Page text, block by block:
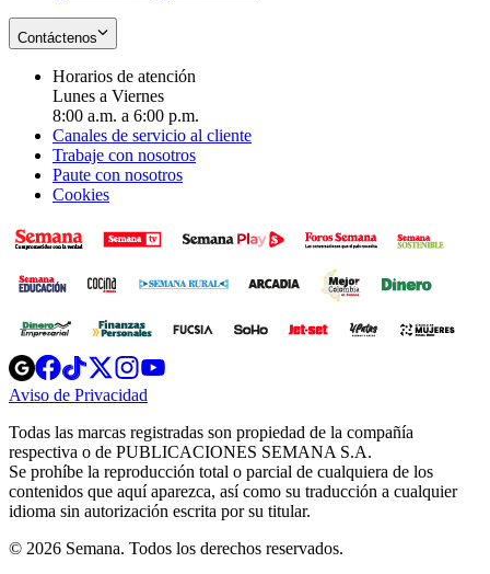
Contáctenos
Horarios de atención
Lunes a Viernes
8:00 a.m. a 6:00 p.m.
Canales de servicio al cliente
Trabaje con nosotros
Paute con nosotros
Cookies
Opens
in
new
Opens
in
new
Opens
in
new
window
Opens
new
windowwindow
Aviso de Privacidad
new
window
Todas las marcas registradas son propiedad de la compañía
respectiva o de PUBLICACIONES SEMANA S.A.
Se prohíbe la reproducción total o parcial de cualquiera de los
contenidos que aquí aparezca, así como su traducción a cualquier
idioma sin autorización escrita por su titular.
© 2026 Semana. Todos los derechos reservados.